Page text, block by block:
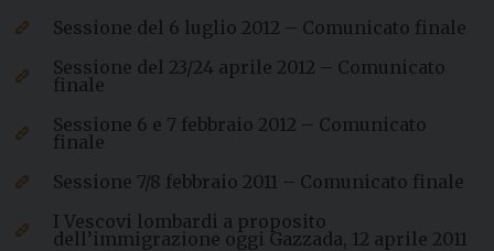
Sessione del 6 luglio 2012 – Comunicato finale
Sessione del 23/24 aprile 2012 – Comunicato
finale
Sessione 6 e 7 febbraio 2012 – Comunicato
finale
Sessione 7/8 febbraio 2011 – Comunicato finale
I Vescovi lombardi a proposito
dell’immigrazione oggi Gazzada, 12 aprile 2011